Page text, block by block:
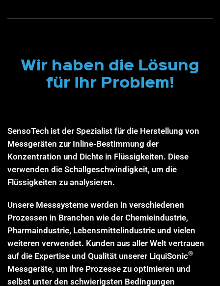
Wir haben die Lösung
für Ihr Problem!
SensoTech ist der Spezialist für die Herstellung von
Messgeräten zur Inline-Bestimmung der
Konzentration und Dichte in Flüssigkeiten. Diese
verwenden die Schallgeschwindigkeit, um die
Flüssigkeiten zu analysieren.
Unsere Messsysteme werden in verschiedenen
Prozessen in Branchen wie der Chemieindustrie,
Pharmaindustrie, Lebensmittelindustrie und vielen
weiteren verwendet. Kunden aus aller Welt vertrauen
auf die Expertise und Qualität unserer LiquiSonic®
Messgeräte, um ihre Prozesse zu optimieren und
selbst unter den schwierigsten Bedingungen